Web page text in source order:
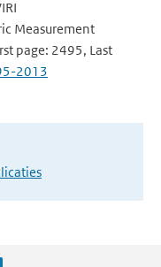
Measurement
page: 2495, Last
2013